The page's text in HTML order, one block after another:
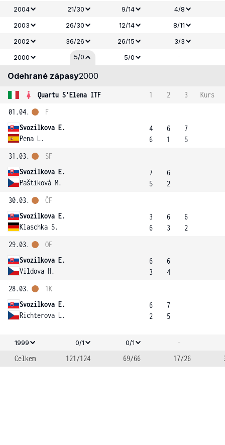
2004
21/30 9/14 4/8
2003
26/30 12/14 8/11
2002
36/26 26/15 3/3
2000
5/0 5/0 -
Odehrané zápasy2000
Quartu S'Elena ITF 1 2 3
Kurs
01.04.
Svozilkova E.
Pena L.
F
4
6
6
1
7
5
31.03.
Svozilkova E.
Paštiková M.
SF
7
5
6
2
30.03.
Svozilkova E.
Klaschka S.
ČF
3
6
6
3
6
2
29.03.
Svozilkova E.
Vildova H.
OF
6
3
6
4
28.03.
Svozilkova E.
Richterova L.
1K
6
2
7
5
1999 0/1 0/1
-
Celkem
121/124 69/66 17/26